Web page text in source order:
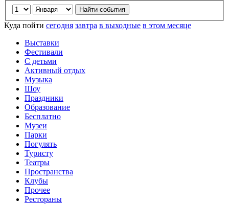
Куда пойти сегодня завтра в выходные в этом месяце
Выставки
Фестивали
С детьми
Активный отдых
Музыка
Шоу
Праздники
Образование
Бесплатно
Музеи
Парки
Погулять
Туристу
Театры
Пространства
Клубы
Прочее
Рестораны